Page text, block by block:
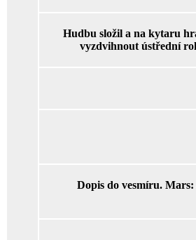
Hudbu složil a na kytaru
vyzdvihnout ústřední
Dopis do vesmíru.